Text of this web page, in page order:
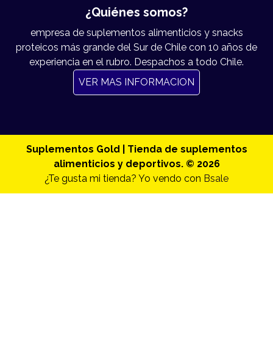
¿Quiénes somos?
empresa de suplementos alimenticios y snacks
proteicos más grande del Sur de Chile con 10 años de
experiencia en el rubro. Despachos a todo Chile.
VER MAS INFORMACION
Suplementos Gold | Tienda de suplementos
alimenticios y deportivos. © 2026
¿Te gusta mi tienda? Yo vendo con Bsale